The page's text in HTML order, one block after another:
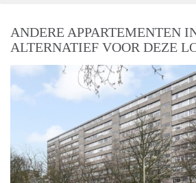
ANDERE APPARTEMENTEN
ALTERNATIEF VOOR DEZE